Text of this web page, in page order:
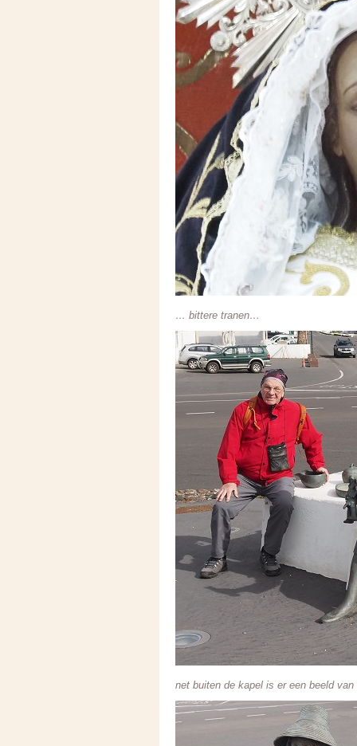
… bittere tranen…
net buiten de kapel is er een beeld